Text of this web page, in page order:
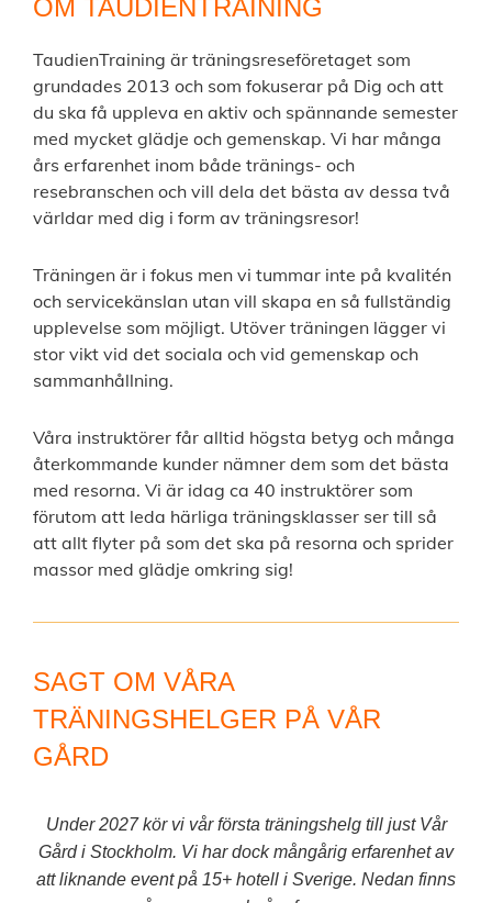
OM TAUDIENTRAINING
TaudienTraining är träningsreseföretaget som
grundades 2013 och som fokuserar på Dig och att
du ska få uppleva en aktiv och spännande semester
med mycket glädje och gemenskap. Vi har många
års erfarenhet inom både tränings- och
resebranschen och vill dela det bästa av dessa två
världar med dig i form av träningsresor!
Träningen är i fokus men vi tummar inte på kvalitén
och servicekänslan utan vill skapa en så fullständig
upplevelse som möjligt. Utöver träningen lägger vi
stor vikt vid det sociala och vid gemenskap och
sammanhållning.
Våra instruktörer får alltid högsta betyg och många
återkommande kunder nämner dem som det bästa
med resorna. Vi är idag ca 40 instruktörer som
förutom att leda härliga träningsklasser ser till så
att allt flyter på som det ska på resorna och sprider
massor med glädje omkring sig!
SAGT OM VÅRA
TRÄNINGSHELGER PÅ VÅR
GÅRD
Under 2027 kör vi vår första träningshelg till just Vår
Gård i Stockholm. Vi har dock mångårig erfarenhet av
att liknande event på 15+ hotell i Sverige. Nedan finns